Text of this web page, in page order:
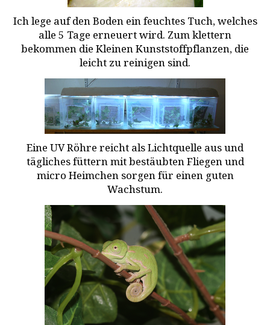
Ich lege auf den Boden ein feuchtes Tuch, welches
alle 5 Tage erneuert wird. Zum klettern
bekommen die Kleinen Kunststoffpflanzen, die
leicht zu reinigen sind.
Eine UV Röhre reicht als Lichtquelle aus und
tägliches füttern mit bestäubten Fliegen und
micro Heimchen sorgen für einen guten
Wachstum.